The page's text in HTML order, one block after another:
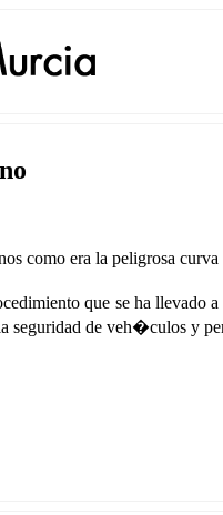
como era la peligrosa curva
que se ha llevado a
seguridad de veh�culos y